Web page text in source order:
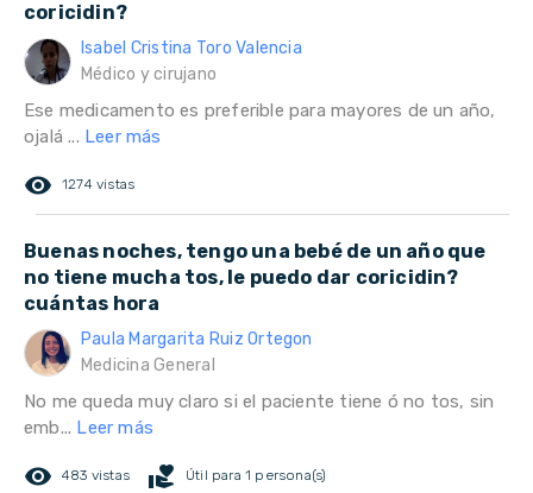
coricidin?
Isabel Cristina Toro Valencia
Médico y cirujano
Ese medicamento es preferible para mayores de un año,
ojalá ... Leer más
remove_red_eye 1274 vistas
Buenas noches, tengo una bebé de un año que
no tiene mucha tos, le puedo dar coricidin?
cuántas hora
Paula Margarita Ruiz Ortegon
Medicina General
No me queda muy claro si el paciente tiene ó no tos, sin
emb... Leer más
remove_red_eye 483 vistas volunteer_activism Útil para 1 persona(s)